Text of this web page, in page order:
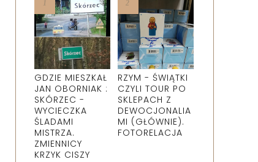
GDZIE MIESZKAŁ
JAN OBORNIAK :
SKÓRZEC -
WYCIECZKA
ŚLADAMI
MISTRZA.
ZMIENNICY
KRZYK CISZY
RZYM - ŚWIĄTKI
CZYLI TOUR PO
SKLEPACH Z
DEWOCJONALIA
MI (GŁÓWNIE).
FOTORELACJA